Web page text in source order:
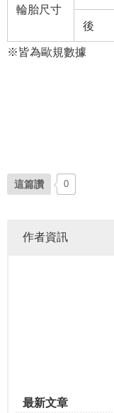
輪胎尺寸
後
※皆為歐規數據
這篇讚 0
作者資訊
最新文章